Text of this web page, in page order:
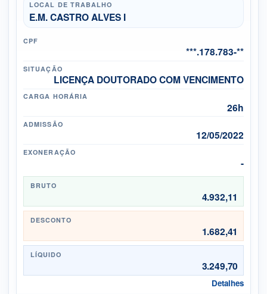
LOCAL DE TRABALHO
E.M. CASTRO ALVES I
CPF
***.178.783-**
SITUAÇÃO
LICENÇA DOUTORADO COM VENCIMENTO
CARGA HORÁRIA
26h
ADMISSÃO
12/05/2022
EXONERAÇÃO
-
BRUTO
4.932,11
DESCONTO
1.682,41
LÍQUIDO
3.249,70
Detalhes